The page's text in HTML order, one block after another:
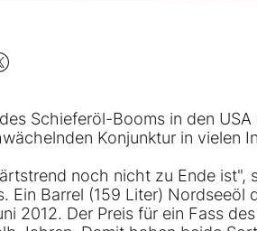
Schieferöl-Booms in den
Konjunktur in vielen
noch nicht zu Ende ist",
Ein Barrel (159 Liter)
2012. Der Preis für ein Fass